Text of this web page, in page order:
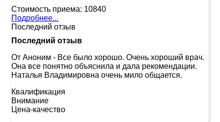
Стоимость приема: 10840
Подробнее...
Последний отзыв
Последний отзыв
От Аноним - Все было хорошо. Очень хороший врач.
Она все понятно объяснила и дала рекомендации.
Наталья Владимировна очень мило общается.
Квалификация
Внимание
Цена-качество